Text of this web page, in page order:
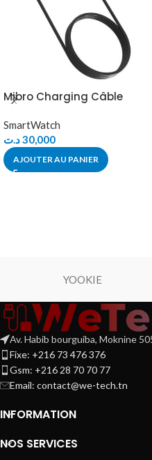
Mibro Charging Câble
SmartWatch
30,000د.ت
AJOUTER AU PANIER
YOOKIE
Av. Habib bourguiba, Moknine
Fixe: +216 73 476 376
Gsm: +216 28 70 70 77
Email: contact@we-tech.tn
INFORMATION
NOS SERVICES